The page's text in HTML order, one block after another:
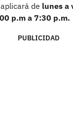
de lunes a
p.m a 7:30 p.m.
PUBLICIDAD